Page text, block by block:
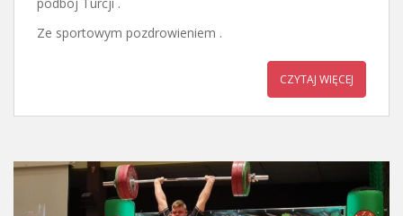
Ze sportowym pozdrowieniem .
CZYTAJ WIĘCEJ